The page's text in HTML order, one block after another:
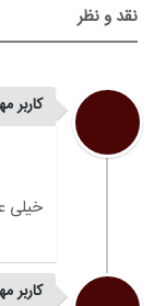
نقد و نظر
کاربر
کاربر